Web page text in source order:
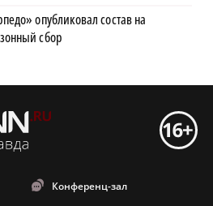
опубликовал состав на
сбор
Конференц-зал